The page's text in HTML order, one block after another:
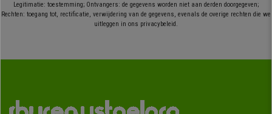
Legitimatie: toestemming; Ontvangers: de gegevens worden niet aan derden doorgegeven;
Rechten: toegang tot, rectificatie, verwijdering van de gegevens, evenals de overige rechten die we
uitleggen in ons privacybeleid.